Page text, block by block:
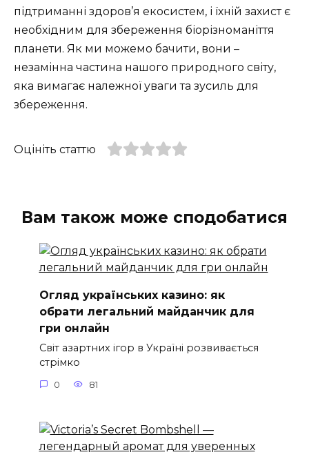
підтриманні здоров’я екосистем, і їхній захист є
необхідним для збереження біорізноманіття
планети. Як ми можемо бачити, вони –
незамінна частина нашого природного світу,
яка вимагає належної уваги та зусиль для
збереження.
Оцініть статтю
Вам також може сподобатися
Огляд українських казино: як
обрати легальний майданчик для
гри онлайн
Світ азартних ігор в Україні розвивається
стрімко
0 81